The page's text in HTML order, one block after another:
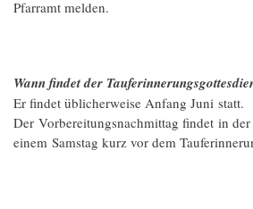
Pfarramt melden.
Wann findet der
Er findet üblicherweise Anfang Juni statt.
Der Vorbereitungsnachmittag findet in der
einem Samstag kurz vor dem